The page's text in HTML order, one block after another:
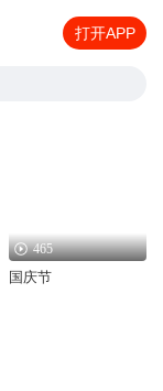
打开APP
465
国庆节